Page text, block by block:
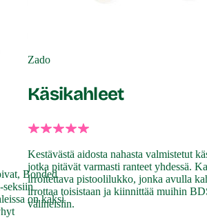
Bonded
seksiin
on kaksi
Zado
Käsikahleet
Kestävästä aidosta nahasta valmistetut
jotka pitävät varmasti ranteet yhdessä.
irroitettava pistoolilukko, jonka avulla
irrottaa toisistaan ja kiinnittää muihin
välineisiin.